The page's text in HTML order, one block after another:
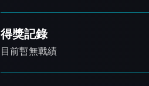
得獎記錄
目前暫無戰績